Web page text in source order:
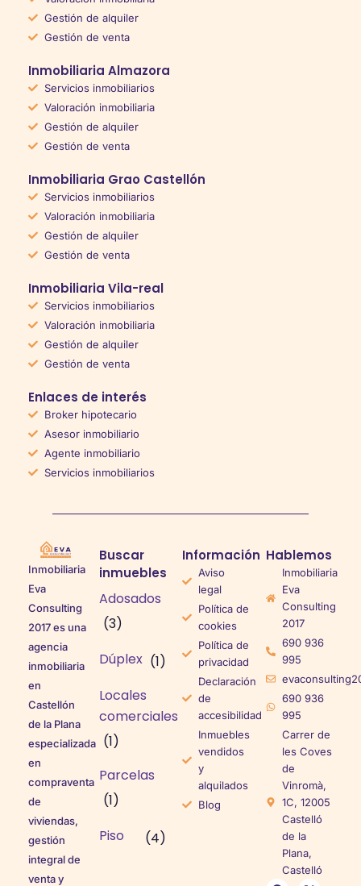
Gestión de alquiler
Gestión de venta
Inmobiliaria Almazora
Servicios inmobiliarios
Valoración inmobiliaria
Gestión de alquiler
Gestión de venta
Inmobiliaria Grao Castellón
Servicios inmobiliarios
Valoración inmobiliaria
Gestión de alquiler
Gestión de venta
Inmobiliaria Vila-real
Servicios inmobiliarios
Valoración inmobiliaria
Gestión de alquiler
Gestión de venta
Enlaces de interés
Broker hipotecario
Asesor inmobiliario
Agente inmobiliario
Servicios inmobiliarios
Inmobiliaria
Eva
Consulting
2017 es una
agencia
inmobiliaria
en
Castellón
de la Plana
especializada
en
compraventa
de
viviendas,
gestión
integral de
venta y
Buscar
inmuebles
Adosados
(3)
Dúplex (1)
Locales
comerciales
(1)
Parcelas
(1)
Piso
(4)
Información
Aviso
legal
Política de
cookies
Política de
privacidad
Declaración
de
accesibilidad
Inmuebles
vendidos
y
alquilados
Blog
Hablemos
Inmobiliaria
Eva
Consulting
2017
690 936
995
690 936
995
Carrer de
les Coves
de
Vinromà,
1C, 12005
Castelló
de la
Plana,
Castelló